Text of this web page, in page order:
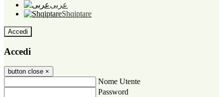
عربى
Shqiptare
Accedi
Accedi
button close ×
Nome Utente
Password